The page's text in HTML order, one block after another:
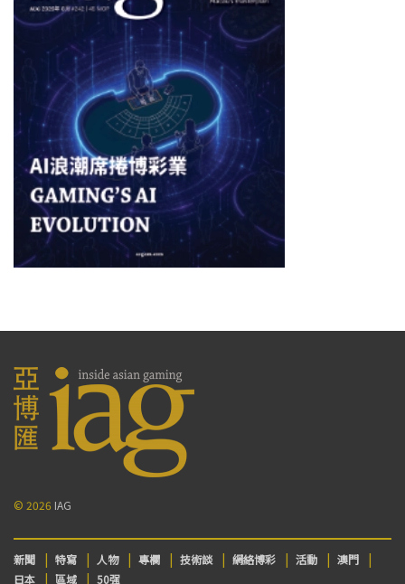
© 2026 IAG
新聞 特寫 人物 專欄 技術談 網絡博彩 活動
澳門
日本
區域 50强